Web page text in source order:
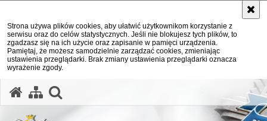
Strona używa plików cookies, aby ułatwić użytkownikom korzystanie z
serwisu oraz do celów statystycznych. Jeśli nie blokujesz tych plików, to
zgadzasz się na ich użycie oraz zapisanie w pamięci urządzenia.
Pamiętaj, że możesz samodzielnie zarządzać cookies, zmieniając
ustawienia przeglądarki. Brak zmiany ustawienia przeglądarki oznacza
wyrażenie zgody.